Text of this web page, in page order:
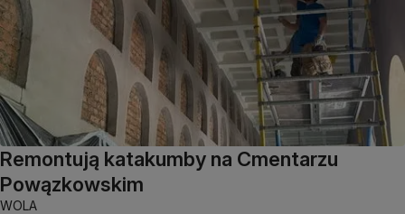
Remontują katakumby na Cmentarzu
Powązkowskim
WOLA